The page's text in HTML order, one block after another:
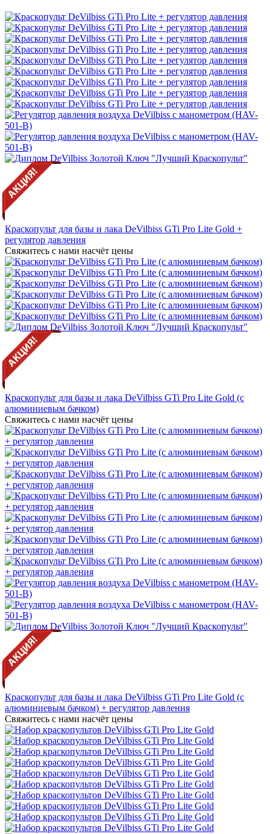
Краскопульт для базы и лака DeVilbiss GTi Pro Lite Gold +
регулятор давления
Свяжитесь с нами насчёт цены
Краскопульт для базы и лака DeVilbiss GTi Pro Lite Gold (с
алюминиевым бачком)
Свяжитесь с нами насчёт цены
Краскопульт для базы и лака DeVilbiss GTi Pro Lite Gold (с
алюминиевым бачком) + регулятор давления
Свяжитесь с нами насчёт цены